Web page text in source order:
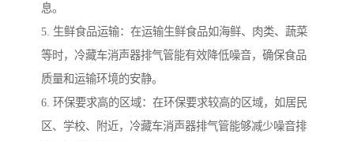
息。
5. 生鲜食品运输：在运输生鲜食品如海鲜、肉类、蔬菜
等时，冷藏车消声器排气管能有效降低噪音，确保食品
质量和运输环境的安静。
6. 环保要求高的区域：在环保要求较高的区域，如居民
区、学校、附近，冷藏车消声器排气管能够减少噪音排